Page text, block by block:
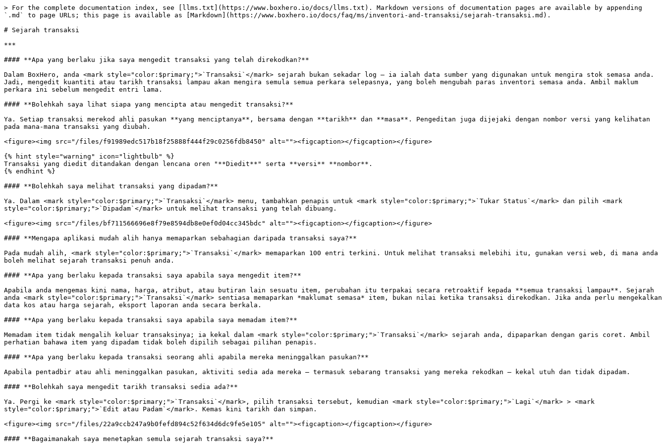
> For the complete documentation index, see [llms.txt](https://www.boxhero.io/docs/llms.txt). Markdown versions of documentation pages are available by appending
`.md` to page URLs; this page is available as [Markdown](https://www.boxhero.io/docs/faq/ms/inventori-and-transaksi/sejarah-transaksi.md).
# Sejarah transaksi
***
#### **Apa yang berlaku jika saya mengedit transaksi yang telah direkodkan?**
Dalam BoxHero, anda <mark style="color:$primary;">`Transaksi`</mark> sejarah bukan sekadar log — ia ialah data sumber yang digunakan untuk mengira stok semasa anda.
Jadi, mengedit kuantiti atau tarikh transaksi lampau akan mengira semula semua perkara selepasnya, yang boleh mengubah paras inventori semasa anda. Ambil maklum
perkara ini sebelum mengedit entri lama.
#### **Bolehkah saya lihat siapa yang mencipta atau mengedit transaksi?**
Ya. Setiap transaksi merekod ahli pasukan **yang menciptanya**, bersama dengan **tarikh** dan **masa**. Pengeditan juga dijejaki dengan nombor versi yang kelihatan
pada mana-mana transaksi yang diubah.
<figure><img src="/files/f91989edc517b18f25888f444f29c0256fdb8450" alt=""><figcaption></figcaption></figure>
{% hint style="warning" icon="lightbulb" %}
Transaksi yang diedit ditandakan dengan lencana oren "**Diedit**" serta **versi** **nombor**.
{% endhint %}
#### **Bolehkah saya melihat transaksi yang dipadam?**
Ya. Dalam <mark style="color:$primary;">`Transaksi`</mark> menu, tambahkan penapis untuk <mark style="color:$primary;">`Tukar Status`</mark> dan pilih <mark
style="color:$primary;">`Dipadam`</mark> untuk melihat transaksi yang telah dibuang.
<figure><img src="/files/bf711566696e8f79e8594db8e0ef0d04cc345bdc" alt=""><figcaption></figcaption></figure>
#### **Mengapa aplikasi mudah alih hanya memaparkan sebahagian daripada transaksi saya?**
Pada mudah alih, <mark style="color:$primary;">`Transaksi`</mark> memaparkan 100 entri terkini. Untuk melihat transaksi melebihi itu, gunakan versi web, di mana anda
boleh melihat sejarah transaksi penuh anda.
#### **Apa yang berlaku kepada transaksi saya apabila saya mengedit item?**
Apabila anda mengemas kini nama, harga, atribut, atau butiran lain sesuatu item, perubahan itu terpakai secara retroaktif kepada **semua transaksi lampau**. Sejarah
anda <mark style="color:$primary;">`Transaksi`</mark> sentiasa memaparkan *maklumat semasa* item, bukan nilai ketika transaksi direkodkan. Jika anda perlu mengekalkan
data kos atau harga sejarah, eksport laporan anda secara berkala.
#### **Apa yang berlaku kepada transaksi saya apabila saya memadam item?**
Memadam item tidak mengalih keluar transaksinya; ia kekal dalam <mark style="color:$primary;">`Transaksi`</mark> sejarah anda, dipaparkan dengan garis coret. Ambil
perhatian bahawa item yang dipadam tidak boleh dipilih sebagai pilihan penapis.
#### **Apa yang berlaku kepada transaksi seorang ahli apabila mereka meninggalkan pasukan?**
Apabila pentadbir atau ahli meninggalkan pasukan, aktiviti sedia ada mereka — termasuk sebarang transaksi yang mereka rekodkan — kekal utuh dan tidak dipadam.
#### **Bolehkah saya mengedit tarikh transaksi sedia ada?**
Ya. Pergi ke <mark style="color:$primary;">`Transaksi`</mark>, pilih transaksi tersebut, kemudian <mark style="color:$primary;">`Lagi`</mark> > <mark
style="color:$primary;">`Edit atau Padam`</mark>. Kemas kini tarikh dan simpan.
<figure><img src="/files/22a9ccb247a9b0fefd894c52f634d6dc9fe5e105" alt=""><figcaption></figcaption></figure>
#### **Bagaimanakah saya menetapkan semula sejarah transaksi saya?**